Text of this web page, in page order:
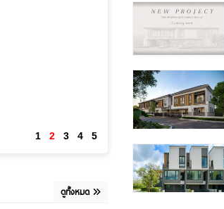
ดูทั้งหมด